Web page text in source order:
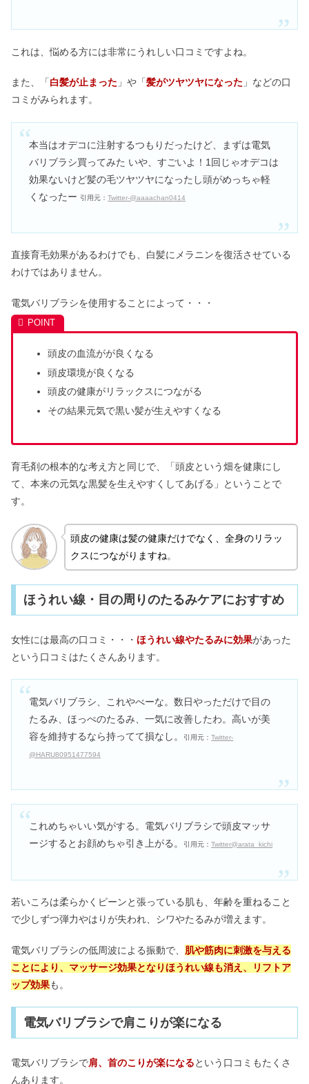
これは、悩める方には非常にうれしい口コミですよね。
また、「白髪が止まった 」や「髪がツヤツヤになった 」などの口
コミがみられます。
本当はオデコに注射するつもりだったけど、まずは電気
バリブラシ買ってみた いや、すごいよ！1回じゃオデコは
効果ないけど髪の毛ツヤツヤになったし頭がめっちゃ軽
くなったー 引用元：Twitter-@aaaachan0414
直接育毛効果があるわけでも、白髪にメラニンを復活させている
わけではありません。
電気バリブラシを使用することによって・・・
頭皮の血流がが良くなる
頭皮環境が良くなる
頭皮の健康がリラックスにつながる
その結果元気で黒い髪が生えやすくなる
育毛剤の根本的な考え方と同じで、「頭皮という畑を健康にし
て、 本来の元気な黒髪を生えやすくしてあげる」ということで
す。
頭皮の健康は髪の健康だけでなく、全身のリラッ
クスにつながりますね。
ほうれい線・目の周りのたるみケアにおすすめ
女性には最高の口コミ・・・ ほうれい線やたるみに効果があった
という口コミはたくさんあります。
電気バリブラシ、これやべーな。数日やっただけで目の
たるみ、ほっぺのたるみ、一気に改善したわ。高いが美
容を維持するなら持ってて損なし。
引用元：Twitter-
@HARU80951477594
これめちゃいい気がする。電気バリブラシで頭皮マッサ
ージするとお顔めちゃ引き上がる。
引用元：Twitter@arata_kichi
若いころは柔らかくピーンと張っている肌も、年齢を重ねること
で少しずつ弾力やはりが失われ、シワやたるみが増えます。
電気バリブラシの低周波による振動で、 肌や筋肉に刺激を与える
ことにより、マッサージ効果となりほうれい線も消え、リフトア
ップ効果も。
電気バリブラシで肩こりが楽になる
電気バリブラシで肩、首のこりが楽になるという口コミもたくさ
んあります。